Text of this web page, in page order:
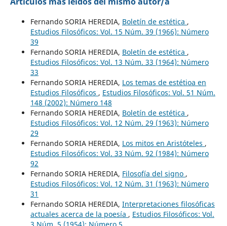
Fernando SORIA HEREDIA, Boletín de estética ,
Estudios Filosóficos: Vol. 15 Núm. 39 (1966): Número
39
Fernando SORIA HEREDIA, Boletín de estética ,
Estudios Filosóficos: Vol. 13 Núm. 33 (1964): Número
33
Fernando SORIA HEREDIA, Los temas de estétioa en
Estudios Filosóficos , Estudios Filosóficos: Vol. 51 Núm.
148 (2002): Número 148
Fernando SORIA HEREDIA, Boletín de estética ,
Estudios Filosóficos: Vol. 12 Núm. 29 (1963): Número
29
Fernando SORIA HEREDIA, Los mitos en Aristóteles ,
Estudios Filosóficos: Vol. 33 Núm. 92 (1984): Número
92
Fernando SORIA HEREDIA, Filosofía del signo ,
Estudios Filosóficos: Vol. 12 Núm. 31 (1963): Número
31
Fernando SORIA HEREDIA, Interpretaciones filosóficas
actuales acerca de la poesía , Estudios Filosóficos: Vol.
3 Núm. 5 (1954): Número 5